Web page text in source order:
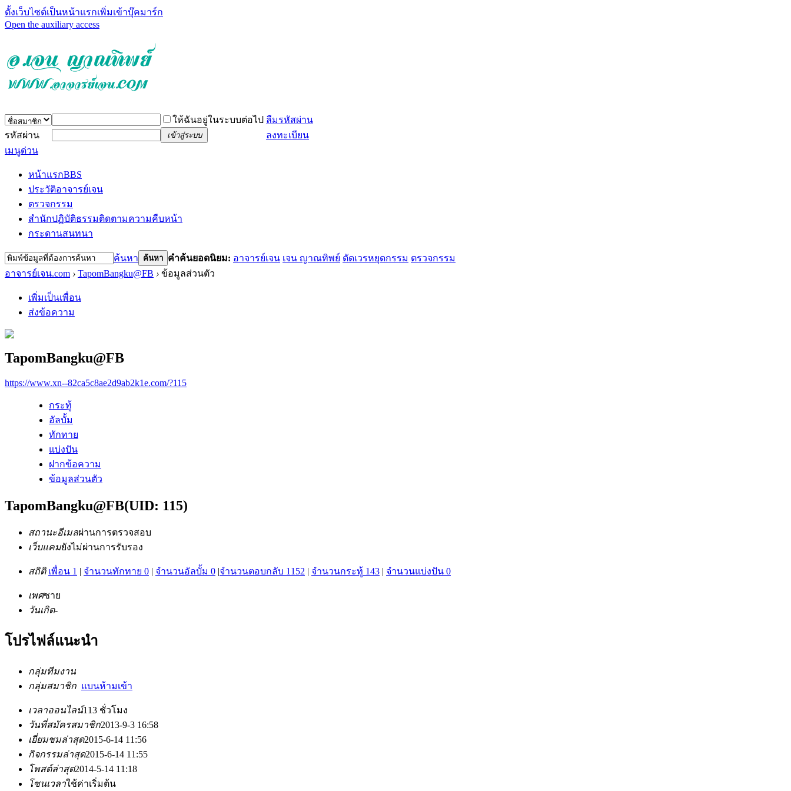
ตั้งเว็บไซต์เป็นหน้าแรกเพิ่มเข้าบุ๊คมาร์ก
Open the auxiliary access
ให้ฉันอยู่ในระบบต่อไป ลืมรหัสผ่าน
รหัสผ่าน
เข้าสู่ระบบ
ลงทะเบียน
เมนูด่วน
หน้าแรกBBS
ประวัติอาจารย์เจน
ตรวจกรรม
สำนักปฏิบัติธรรมติดตามความคืบหน้า
กระดานสนทนา
ค้นหา ค้นหา คำค้นยอดนิยม: อาจารย์เจน เจน ญาณทิพย์ ตัดเวรหยุดกรรม ตรวจกรรม
อาจารย์เจน.com › TapomBangku@FB › ข้อมูลส่วนตัว
เพิ่มเป็นเพื่อน
ส่งข้อความ
TapomBangku@FB
https://www.xn--82ca5c8ae2d9ab2k1e.com/?115
กระทู้
อัลบั้ม
ทักทาย
แบ่งปัน
ฝากข้อความ
ข้อมูลส่วนตัว
TapomBangku@FB(UID: 115)
สถานะอีเมลผ่านการตรวจสอบ
เว็บแคมยังไม่ผ่านการรับรอง
สถิติ เพื่อน 1 | จำนวนทักทาย 0 | จำนวนอัลบั้ม 0 |จำนวนตอบกลับ 1152 | จำนวนกระทู้ 143 | จำนวนแบ่งปัน 0
เพศชาย
วันเกิด-
โปรไฟล์แนะนำ
กลุ่มทีมงาน
กลุ่มสมาชิก แบนห้ามเข้า
เวลาออนไลน์113 ชั่วโมง
วันที่สมัครสมาชิก2013-9-3 16:58
เยี่ยมชมล่าสุด2015-6-14 11:56
กิจกรรมล่าสุด2015-6-14 11:55
โพสต์ล่าสุด2014-5-14 11:18
โซนเวลาใช้ค่าเริ่มต้น